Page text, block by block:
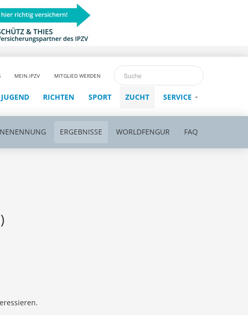
MEIN.IPZV MITGLIED WERDEN
JUGEND RICHTEN SPORT ZUCHT SERVICE
ERGEBNISSE WORLDFENGUR FAQ